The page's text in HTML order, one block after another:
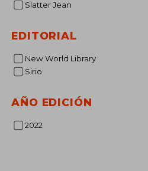
Slatter Jean
EDITORIAL
New World Library
Sirio
AÑO EDICIÓN
2022